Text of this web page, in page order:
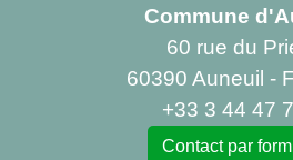
Commune
60 rue du
60390 Auneuil -
+33 3 44 47
Contact par